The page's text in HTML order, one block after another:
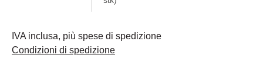
IVA inclusa, più spese di spedizione
Condizioni di spedizione